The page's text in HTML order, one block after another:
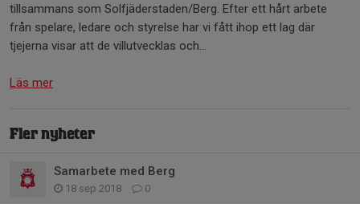
tillsammans som Solfjäderstaden/Berg. Efter ett hårt arbete
från spelare, ledare och styrelse har vi fått ihop ett lag där
tjejerna visar att de villutvecklas och...
Läs mer
Fler nyheter
Samarbete med Berg
18 sep 2018 0